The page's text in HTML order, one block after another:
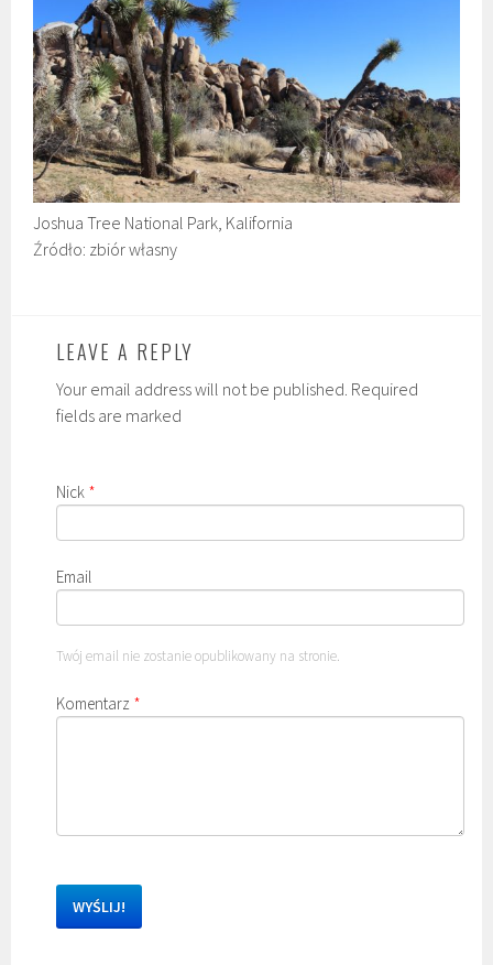
Joshua Tree National Park, Kalifornia
Źródło: zbiór własny
LEAVE A REPLY
Your email address will not be published. Required
fields are marked
Nick *
Email
Twój email nie zostanie opublikowany na stronie.
Komentarz *